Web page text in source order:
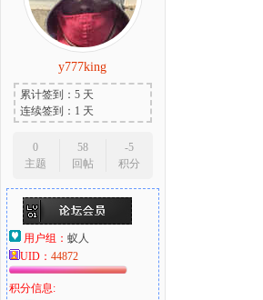
y777king
累计签到：5 天
连续签到：1 天
0
主题
58
回帖
-5
积分
用户组： 蚁人
UID： 44872
积分信息: